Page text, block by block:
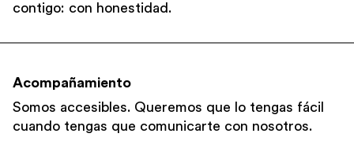
contigo: con honestidad.
Acompañamiento
Somos accesibles. Queremos que lo tengas fácil
cuando tengas que comunicarte con nosotros.